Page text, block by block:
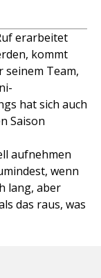
erarbeitet
kommt
Team,
hat sich auch
Saison
aufnehmen
wenn
lang, aber
das raus, was